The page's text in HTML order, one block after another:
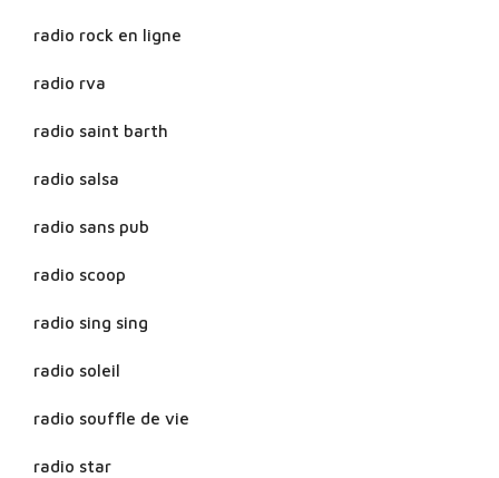
radio rock en ligne
radio rva
radio saint barth
radio salsa
radio sans pub
radio scoop
radio sing sing
radio soleil
radio souffle de vie
radio star